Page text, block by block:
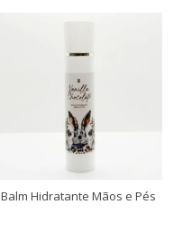
Balm Hidratante Mãos e Pés